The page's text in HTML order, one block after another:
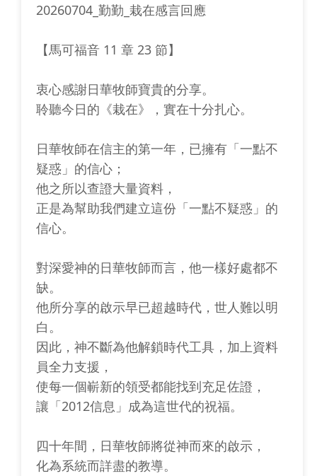
20260704_勤勤_栽在感言回應
【馬可福音 11 章 23 節】
衷心感謝日華牧師寶貴的分享。
聆聽今日的《栽在》，實在十分扎心。
日華牧師在信主的第一年，已擁有「一點不
疑惑」的信心；
他之所以查證大量資料，
正是為幫助我們建立這份「一點不疑惑」的
信心。
對深愛神的日華牧師而言，他一樣好處都不
缺。
他所分享的啟示早已超越時代，世人難以明
白。
因此，神不斷為他解鎖時代工具，加上資料
員全力支援，
使每一個嶄新的領受都能找到充足佐證，
讓「2012信息」成為這世代的祝福。
四十年間，日華牧師將從神而來的啟示，
化為系統而詳盡的教導。